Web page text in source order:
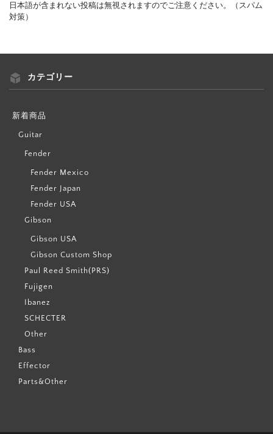
日本語が含まれない投稿は無視されますのでご注意ください。（スパム
対策）
カテゴリー
新着商品
Guitar
Fender
Fender Mexico
Fender Japan
Fender USA
Gibson
Gibson USA
Gibson Custom Shop
Paul Reed Smith(PRS)
Fujigen
Ibanez
SCHECTER
Other
Bass
Effector
Parts&Other